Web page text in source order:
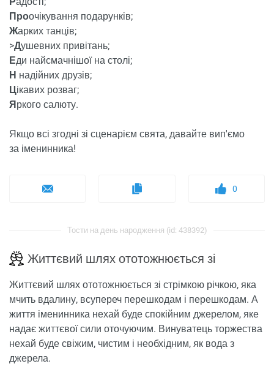
Проочікування подарунків;
Жарких танців;
>Душевних привітань;
Еди найсмачнішої на столі;
Н надійних друзів;
Цікавих розваг;
Яркого салюту.
Якщо всі згодні зі сценарієм свята, давайте вип'ємо
за іменинника!
0
Тости на день народження (id: 438392)
Життєвий шлях ототожнюється зі
Життєвий шлях ототожнюється зі стрімкою річкою, яка
мчить вдалину, всупереч перешкодам і перешкодам. А
життя іменинника нехай буде спокійним джерелом, яке
надає життєвої сили оточуючим. Винуватець торжества
нехай буде свіжим, чистим і необхідним, як вода з
джерела.